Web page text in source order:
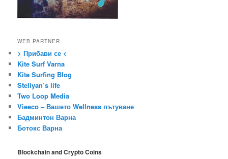
WEB PARTNER
> Прибави се <
Kite Surf Varna
Kite Surfing Blog
Steliyan’s life
Two Loop Media
Vieeco – Вашето Wellness пътуване
Бадминтон Варна
Ботокс Варна
Blockchain and Crypto Coins